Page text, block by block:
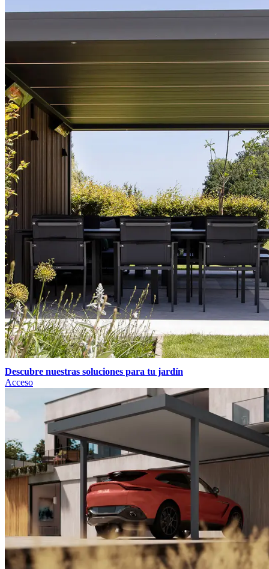
Descubre nuestras soluciones para tu jardín
Acceso